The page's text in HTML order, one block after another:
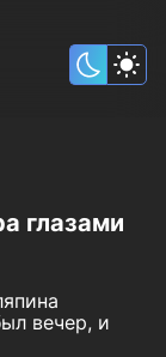
глазами
вечер, и